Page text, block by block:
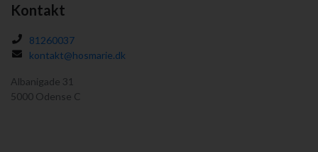
Kontakt
81260037
kontakt@hosmarie.dk
Albanigade 31
5000 Odense C